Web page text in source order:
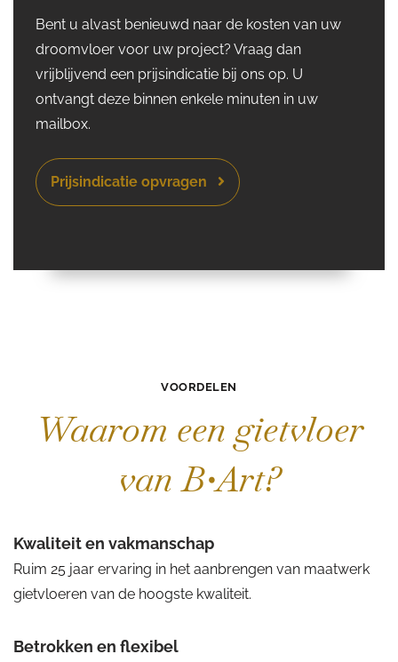
Bent u alvast benieuwd naar de kosten van uw
droomvloer voor uw project? Vraag dan
vrijblijvend een prijsindicatie bij ons op. U
ontvangt deze binnen enkele minuten in uw
mailbox.
Prijsindicatie opvragen
VOORDELEN
Waarom een gietvloer
van B•Art?
Kwaliteit en vakmanschap
Ruim 25 jaar ervaring in het aanbrengen van maatwerk
gietvloeren van de hoogste kwaliteit.
Betrokken en flexibel